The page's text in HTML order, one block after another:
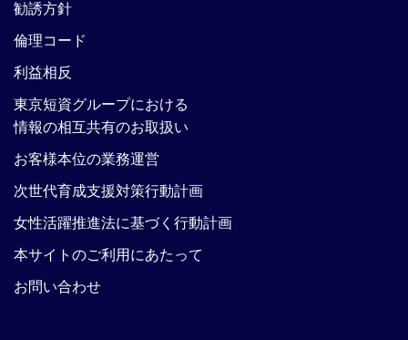
勧誘方針
倫理コード
利益相反
東京短資グループにおける
情報の相互共有のお取扱い
お客様本位の業務運営
次世代育成支援対策行動計画
女性活躍推進法に基づく行動計画
本サイトのご利用にあたって
お問い合わせ